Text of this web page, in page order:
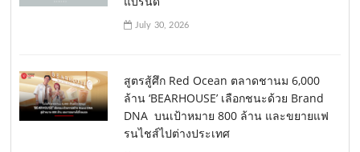
July 30, 2026
สูตรสู้ศึก Red Ocean ตลาดชานม 6,000
ล้าน ‘BEARHOUSE’ เลือกชนะด้วย Brand
DNA บนเป้าหมาย 800 ล้าน และขยายแฟ
รนไชส์ไปต่างประเทศ